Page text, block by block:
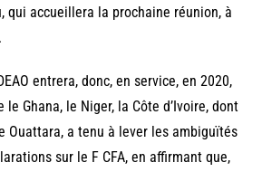
qui accueillera la prochaine réunion, à
entrera, donc, en service, en 2020,
le Ghana, le Niger, la Côte d’Ivoire, dont
Ouattara, a tenu à lever les ambiguïtés
sur le F CFA, en affirmant que,